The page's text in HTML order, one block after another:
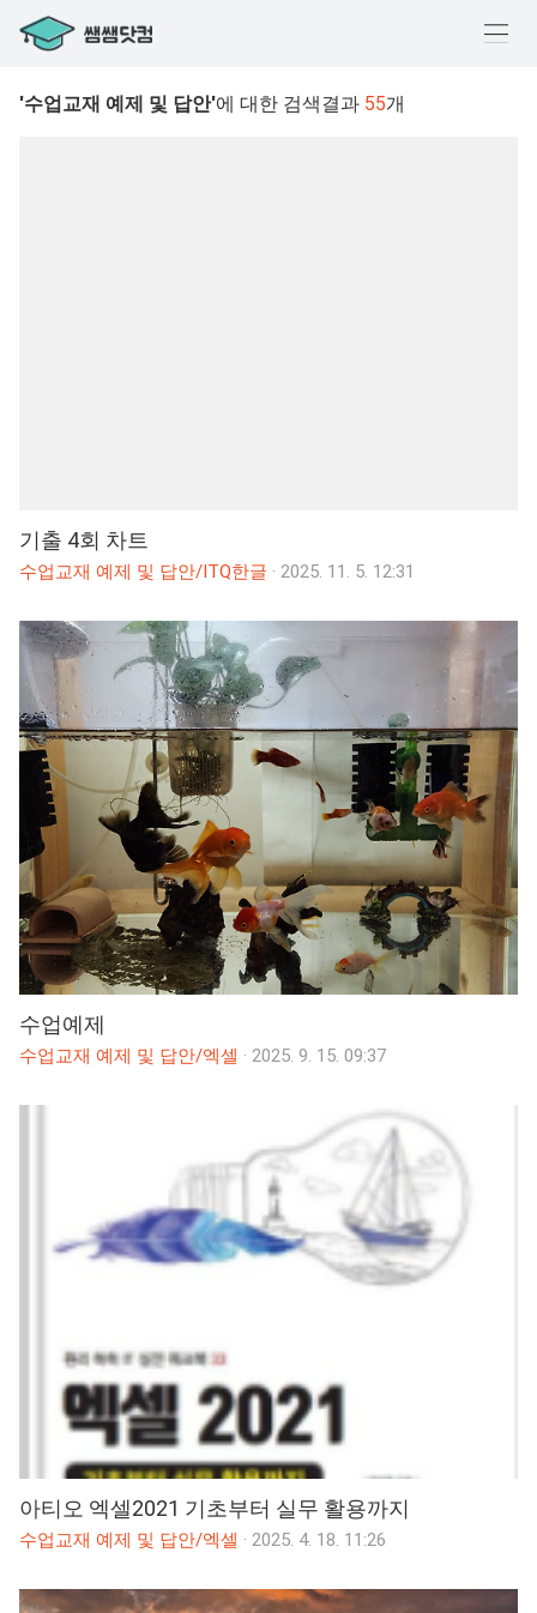
'수업교재 예제 및 답안'에 대한 검색결과 55개
기출 4회 차트
수업교재 예제 및 답안/ITQ한글 · 2025. 11. 5. 12:31
수업예제
수업교재 예제 및 답안/엑셀 · 2025. 9. 15. 09:37
아티오 엑셀2021 기초부터 실무 활용까지
수업교재 예제 및 답안/엑셀 · 2025. 4. 18. 11:26